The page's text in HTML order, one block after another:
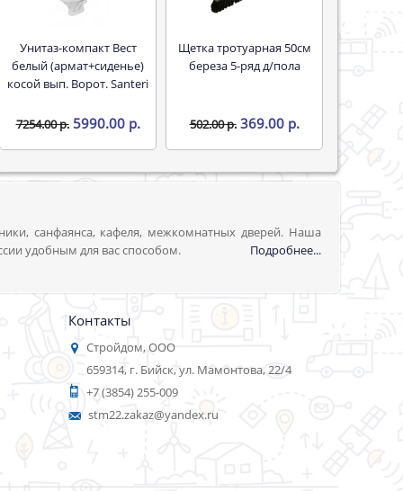
Унитаз-компакт Вест
белый (армат+сиденье)
косой вып. Ворот. Santeri
7254.00 р. 5990.00 р.
Щетка тротуарная 50см
береза 5-ряд д/пола
502.00 р. 369.00 р.
санфаянса, кафеля, межкомнатных дверей. Наша
удобным для вас способом.
Подробнее...
Контакты
Стройдом, ООО
659314, г. Бийск, ул. Мамонтова, 22/4
+7 (3854) 255-009
stm22.zakaz@yandex.ru